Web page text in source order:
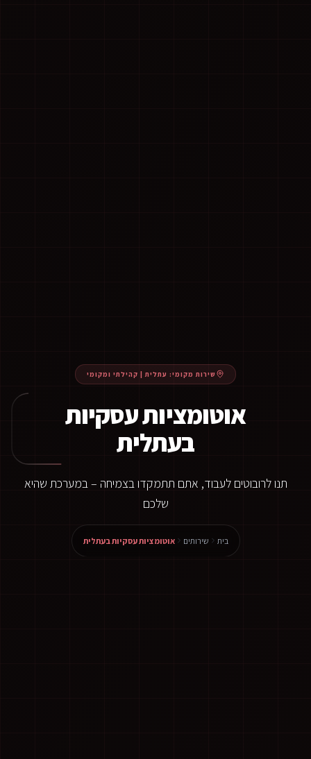
שירות מקומי: עתלית| קהילתי ומקומי
אוטומציות עסקיות
בעתלית
תנו לרובוטים לעבוד, אתם תתמקדו בצמיחה – במערכת שהיא
שלכם
בית שירותים אוטומציות עסקיות בעתלית